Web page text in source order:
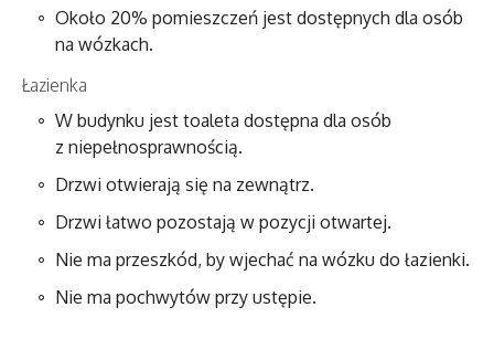
Około 20% pomieszczeń jest dostępnych dla osób
na wózkach.
Łazienka
W budynku jest toaleta dostępna dla osób
z niepełnosprawnością.
Drzwi otwierają się na zewnątrz.
Drzwi łatwo pozostają w pozycji otwartej.
Nie ma przeszkód, by wjechać na wózku do łazienki.
Nie ma pochwytów przy ustępie.